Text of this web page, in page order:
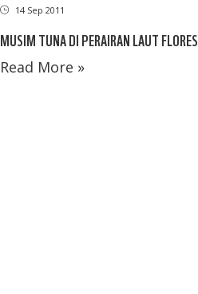
14 Sep 2011
MUSIM TUNA DI PERAIRAN LAUT FLORES
Read More »